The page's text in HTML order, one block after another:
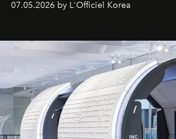
07.05.2026 by L'Officiel Korea